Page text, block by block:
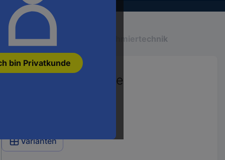
bin Privatkunde
Fettpressen, Schmiertechnik
Fettpresse
Varianten